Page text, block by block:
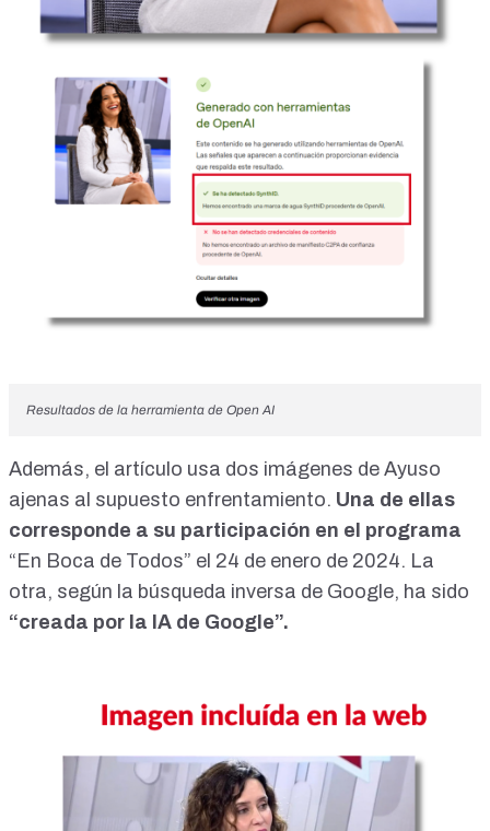
Resultados de la herramienta de Open AI
Además, el artículo usa dos imágenes de Ayuso
ajenas al supuesto enfrentamiento. Una de ellas
corresponde a su participación en el programa
“En Boca de Todos” el 24 de enero de 2024. La
otra, según la búsqueda inversa de Google, ha sido
“creada por la IA de Google”.